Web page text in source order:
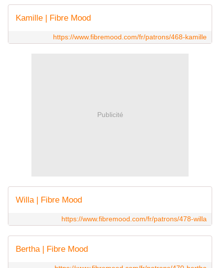
Kamille | Fibre Mood
https://www.fibremood.com/fr/patrons/468-kamille
Publicité
Willa | Fibre Mood
https://www.fibremood.com/fr/patrons/478-willa
Bertha | Fibre Mood